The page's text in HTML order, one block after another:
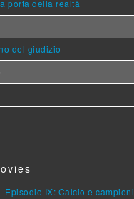
porta della realtà
del giudizio
Episodio IX: Calcio e campioni